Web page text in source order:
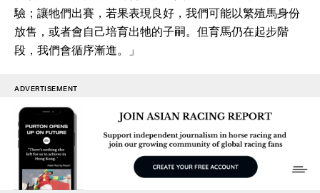
驗；讓牠們出賽，若果表現良好，我們可能以繁殖馬身份
放售，或者會自己培育出牠的子嗣。但育馬仍在起步階
段，我們會循序漸進。」
ADVERTISEMENT